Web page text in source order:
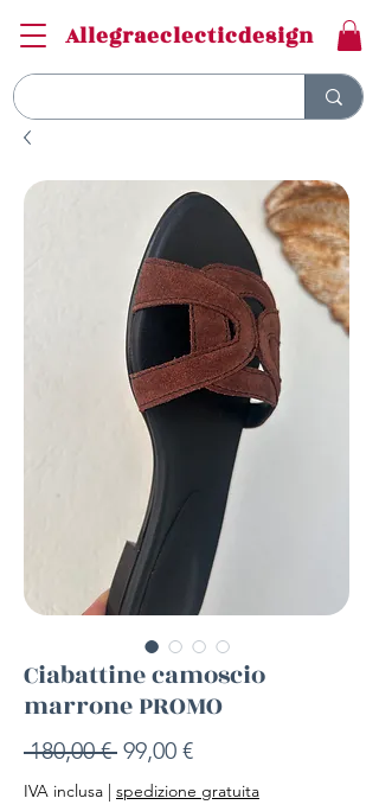
Allegraeclecticdesign
Ciabattine camoscio
marrone PROMO
180,00 € Prezzo
regolare
99,00 €Prezzo
scontato
IVA inclusa | spedizione gratuita